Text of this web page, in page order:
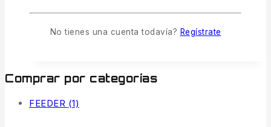
Comprar por categorías
FEEDER (1)
No tienes una cuenta todavía? Regístrate